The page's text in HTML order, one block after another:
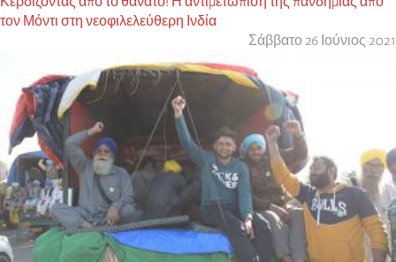
τον Μόντι στη νεοφιλελεύθερη Ινδία
Σάββατο 26 Ιούνιος 2021